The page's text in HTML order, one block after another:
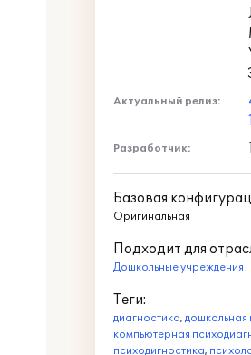
Актуальный релиз:
Разработчик:
Базовая
Оригинальная
Подходит для
Дошкольные учреждения
Теги:
диагностика, дошкольная
компьютерная
психодигностика,